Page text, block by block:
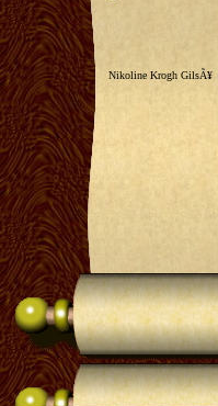
Nikoline Krogh GilsÃ¥